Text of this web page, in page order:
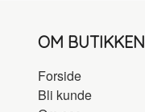
OM BUTIKKEN
Forside
Bli kunde